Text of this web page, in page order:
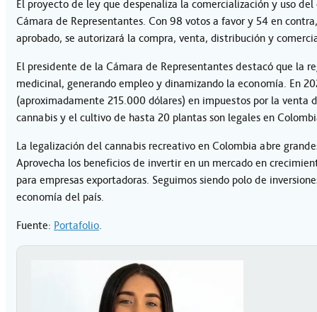
El proyecto de ley que despenaliza la comercialización y uso
Cámara de Representantes. Con 98 votos a favor y 54 en
aprobado, se autorizará la compra, venta, distribución y
El presidente de la Cámara de Representantes destacó que la
medicinal, generando empleo y dinamizando la economía. En
(aproximadamente 215.000 dólares) en impuestos por la
cannabis y el cultivo de hasta 20 plantas son legales en
La legalización del cannabis recreativo en Colombia abre
Aprovecha los beneficios de invertir en un mercado en
para empresas exportadoras. Seguimos siendo polo de
economía del país.
Fuente: Portafolio